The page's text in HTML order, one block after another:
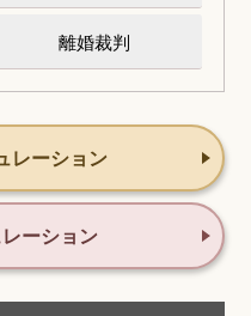
離婚裁判
レーション
ーション